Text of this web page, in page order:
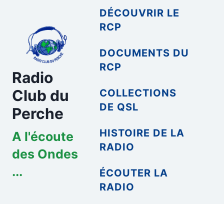
contenu
Radio
Club du
Perche
A l'écoute
des Ondes
...
DÉCOUVRIR LE
RCP
DOCUMENTS DU
RCP
COLLECTIONS
DE QSL
HISTOIRE DE LA
RADIO
ÉCOUTER LA
RADIO